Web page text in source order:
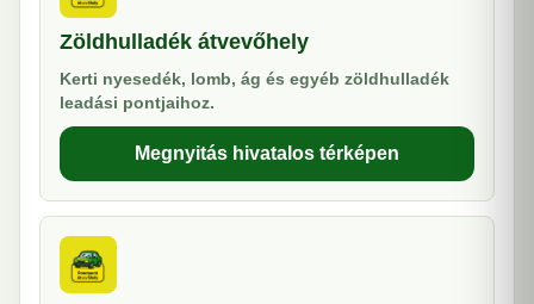
Zöldhulladék átvevőhely
Kerti nyesedék, lomb, ág és egyéb zöldhulladék
leadási pontjaihoz.
Megnyitás hivatalos térképen